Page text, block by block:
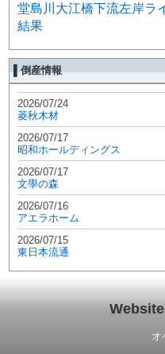
堂島川大江橋下流左岸ラ
結果
▌倒産情報
2026/07/24
菱秋木材
2026/07/17
昭和ホールディングス
2026/07/17
文學の森
2026/07/16
アエラホーム
2026/07/15
東日本流通
オ